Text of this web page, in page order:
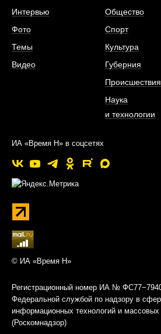
Интервью
Фото
Темы
Видео
Общество
Спорт
Культура
Губерния
Происшествия
Наука
и технологии
ИА «Время Н» в соцсетях
© ИА «Время Н»
Регистрационный номер ИА №
Федеральной службой по надзору в
информационных технологий и
(Роскомнадзор)